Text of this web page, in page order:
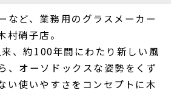
など、業務用のグラスメーカー
村硝子店。
、約100年間にわたり新しい風
、オーソドックスな姿勢をくず
い使いやすさをコンセプトに木